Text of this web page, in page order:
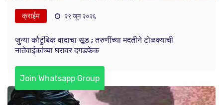
क्राईम २९ जून २०२६
जुन्या कौटुंबिक वादाचा सूड ; तरुणींच्या मदतीने टोळक्याची
नातेवाईकांच्या घरावर दगडफेक
Join Whatsapp Group